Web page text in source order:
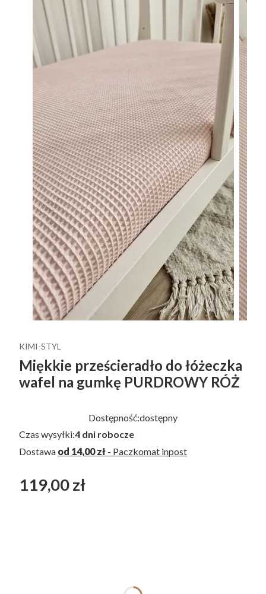
KIMI-STYL
Miękkie prześcieradło do łóżeczka
wafel na gumkę PURDROWY RÓŻ
Dostępność:dostępny
Czas wysyłki:4 dni robocze
Dostawa od 14,00 zł - Paczkomat inpost
Cena
119,00 zł
bez VAT
ROZMIAR PRZEŚCIERADŁA